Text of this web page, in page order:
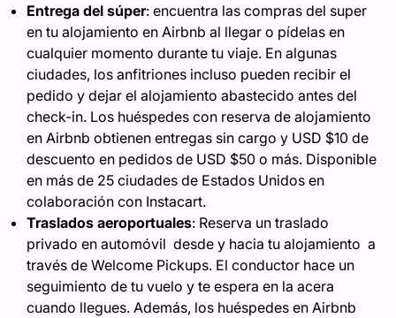
Entrega del súper: encuentra las compras del super
en tu alojamiento en Airbnb al llegar o pídelas en
cualquier momento durante tu viaje. En algunas
ciudades, los anfitriones incluso pueden recibir el
pedido y dejar el alojamiento abastecido antes del
check-in. Los huéspedes con reserva de alojamiento
en Airbnb obtienen entregas sin cargo y USD $10 de
descuento en pedidos de USD $50 o más. Disponible
en más de 25 ciudades de Estados Unidos en
colaboración con Instacart.
Traslados aeroportuales: Reserva un traslado
privado en automóvil desde y hacia tu alojamiento a
través de Welcome Pickups. El conductor hace un
seguimiento de tu vuelo y te espera en la acera
cuando llegues. Además, los huéspedes en Airbnb